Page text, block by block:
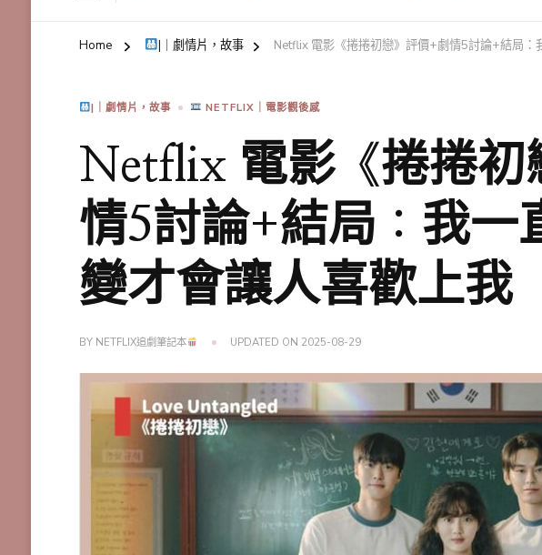
Home |｜劇情片，故事 Netflix 電影《捲捲初戀》評價+劇情5討論+結局：
|｜劇情片，故事 NETFLIX｜電影觀後感
Netflix 電影《捲捲初
情5討論+結局：我一
變才會讓人喜歡上我
BY NETFLIX追劇筆記本 UPDATED ON 2025-08-29